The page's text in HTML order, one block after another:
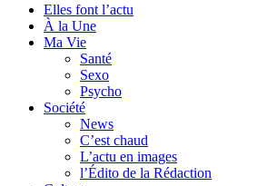
Elles font l’actu
À la Une
Ma Vie
Santé
Sexo
Psycho
Société
News
C’est chaud
L’actu en images
l’Édito de la Rédaction